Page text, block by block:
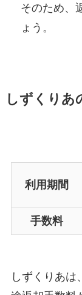
そのため、
ょう。
しずくりあ
利用期間
手数料
しずくりあは